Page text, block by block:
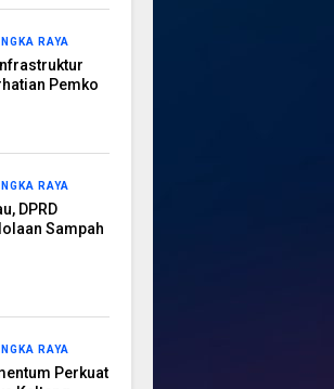
RAYA
Pemko
RAYA
DPRD
Sampah
RAYA
Perkuat